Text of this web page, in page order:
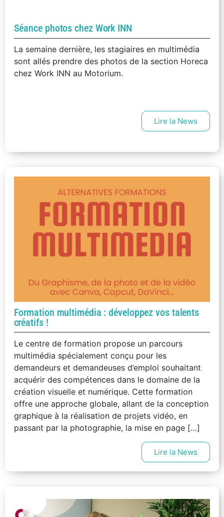
Séance photos chez Work INN
La semaine dernière, les stagiaires en multimédia
sont allés prendre des photos de la section Horeca
chez Work INN au Motorium.
Lire la News
Formation multimédia : développez vos talents
créatifs !
Le centre de formation propose un parcours
multimédia spécialement conçu pour les
demandeurs et demandeuses d’emploi souhaitant
acquérir des compétences dans le domaine de la
création visuelle et numérique. Cette formation
offre une approche globale, allant de la conception
graphique à la réalisation de projets vidéo, en
passant par la photographie, la mise en page […]
Lire la News